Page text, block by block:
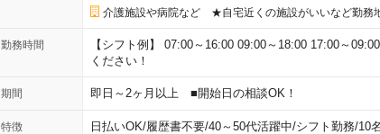
介護施設や病院など ★自宅近くの施設がいいなど勤務
勤務時間
【シフト例】 07:00～16:00 09:00～18:00 17:00～
ください！
期間 即日～2ヶ月以上 ■開始日の相談OK！
特徴 日払いOK/履歴書不要/40～50代活躍中/シフト勤務/10